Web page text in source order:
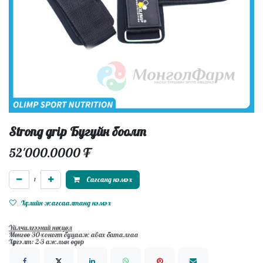
Strong grip Бугуйн боолт
52'000.0000₮
Сагсанд нэмэх
Хүслийн жагсаалтанд нэмэх
Үйлчилгээний нөхцөл
Мөнгөө 30-хоногт буцааж авах баталгаа
Хүргэлт: 2-3 ажлын өдөр